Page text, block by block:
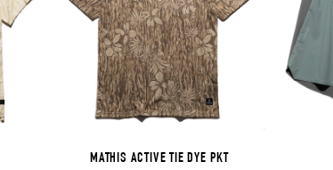
MATHIS ACTIVE TIE DYE PKT